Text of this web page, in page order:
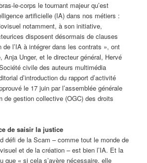
le-corps le tournant majeur qu’est
artificielle (IA) dans nos métiers :
notamment, à son initiative,
disposent désormais de clauses
de l’IA à intégrer dans les contrats », ont
Anja Unger, et le directeur général, Hervé
civile des auteurs multimédia
d’introduction du rapport d’activité
le 17 juin par l’assemblée générale
de gestion collective (OGC) des droits
de saisir la justice
défi de la Scam – comme tout le monde de
et de la création – est bien l’IA. Et la
que « si cela s’avère nécessaire, elle